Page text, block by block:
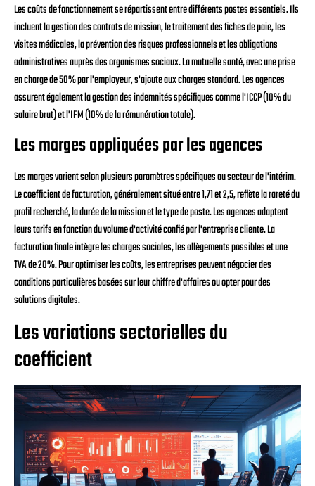
Les coûts de fonctionnement se répartissent entre différents postes essentiels. Ils
incluent la gestion des contrats de mission, le traitement des fiches de paie, les
visites médicales, la prévention des risques professionnels et les obligations
administratives auprès des organismes sociaux. La mutuelle santé, avec une prise
en charge de 50% par l'employeur, s'ajoute aux charges standard. Les agences
assurent également la gestion des indemnités spécifiques comme l'ICCP (10% du
salaire brut) et l'IFM (10% de la rémunération totale).
Les marges appliquées par les agences
Les marges varient selon plusieurs paramètres spécifiques au secteur de l'intérim.
Le coefficient de facturation, généralement situé entre 1,71 et 2,5, reflète la rareté du
profil recherché, la durée de la mission et le type de poste. Les agences adaptent
leurs tarifs en fonction du volume d'activité confié par l'entreprise cliente. La
facturation finale intègre les charges sociales, les allègements possibles et une
TVA de 20%. Pour optimiser les coûts, les entreprises peuvent négocier des
conditions particulières basées sur leur chiffre d'affaires ou opter pour des
solutions digitales.
Les variations sectorielles du
coefficient